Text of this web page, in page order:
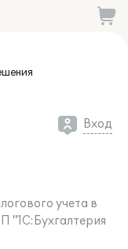
Вход
учета в